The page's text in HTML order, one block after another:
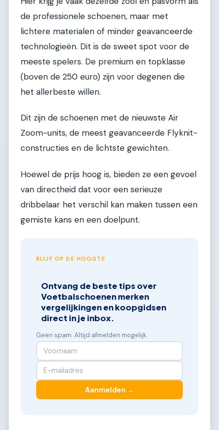
de professionele schoenen, maar met
lichtere materialen of minder geavanceerde
technologieën. Dit is de sweet spot voor de
meeste spelers. De premium en topklasse
(boven de 250 euro) zijn voor degenen die
het allerbeste willen.
Dit zijn de schoenen met de nieuwste Air
Zoom-units, de meest geavanceerde Flyknit-
constructies en de lichtste gewichten.
Hoewel de prijs hoog is, bieden ze een gevoel
van directheid dat voor een serieuze
dribbelaar het verschil kan maken tussen een
gemiste kans en een doelpunt.
BLIJF OP DE HOOGTE
Ontvang de beste tips over
Voetbalschoenen merken
vergelijkingen en koopgidsen
direct in je inbox.
Geen spam. Altijd afmelden mogelijk.
Aanmelden →